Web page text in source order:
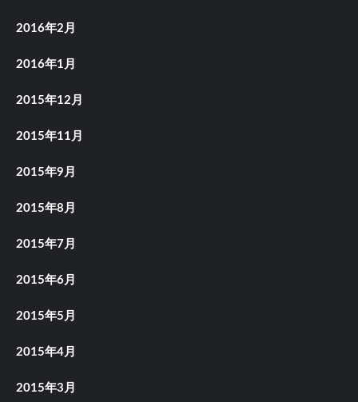
2016年2月
2016年1月
2015年12月
2015年11月
2015年9月
2015年8月
2015年7月
2015年6月
2015年5月
2015年4月
2015年3月